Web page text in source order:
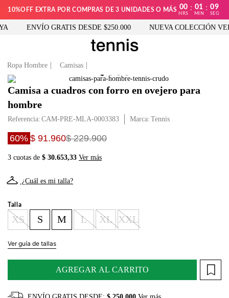
10%OFF EXTRA POR COMPRAS DE 3 UNIDADES O MÁS 00
HRS
: 01
MIN
: 09
SEG
ENVÍO GRATIS DESDE $250.000 NUEVA COLECCIÓN
Ropa Hombre Camisas
Camisa a cuadros con forro en ovejero para
hombre
Referencia: CAM-PRE-MLA-0003383 Tennis
60% $ 91.960$ 229.900
3 cuotas de $ 30.653,33 Ver más
¿Cuál es mi talla?
Talla
XS S M L XL XXL
Ver guía de tallas
AGREGAR AL CARRITO